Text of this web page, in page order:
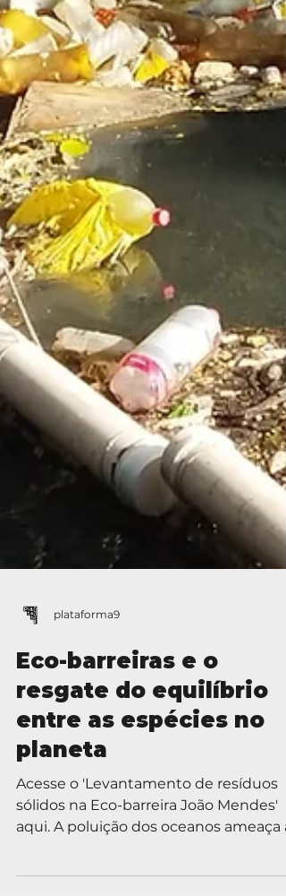
plataforma9
Eco-barreiras e o
resgate do equilíbrio
entre as espécies no
planeta